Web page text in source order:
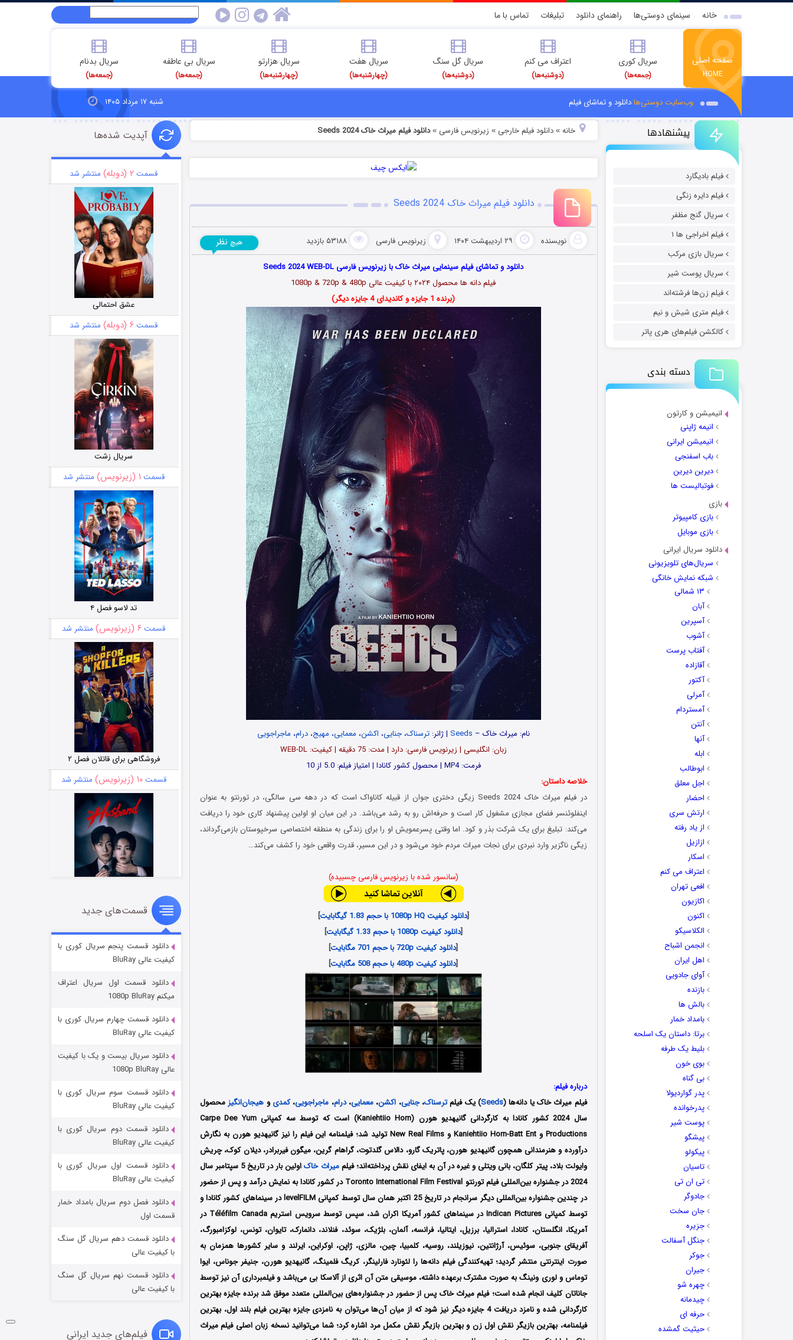
خانه سینمای دوستی‌ها راهنمای دانلود تبلیغات تماس با ما
صفحه اصلی
HOME
سریال کوری
(جمعه‌ها)
اعتراف می کنم
(دوشنبه‌ها)
سریال گل سنگ
(دوشنبه‌ها)
سریال هفت
(چهارشنبه‌ها)
سریال هزارتو
(چهارشنبه‌ها)
سریال بی عاطفه
(جمعه‌ها)
سریال بدنام
(جمعه‌ها)
وب‌سایت دوستی‌هادانلود و تماشای فیلم شنبه ۱۷ مرداد ۱۴۰۵
پیشنهادها
فیلم بادیگارد
فیلم دایره زنگی
سریال گنج مظفر
فیلم اخراجی ها ۱
سریال بازی مرکب
سریال پوست شیر
فیلم زن‌ها فرشته‌اند
فیلم متری شیش و نیم
کالکشن فیلم‌های هری پاتر
دسته بندی
انیمیشن و کارتون
انیمه ژاپنی
انیمیشن ایرانی
باب اسفنجی
دیرین دیرین
فوتبالیست ها
بازی
بازی کامپیوتر
بازی موبایل
دانلود سریال ایرانی
سریال‌های تلویزیونی
شبکه نمایش خانگی
۱۳ شمالی
آبان
آسپرین
آشوب
آفتاب پرست
آقازاده
آکتور
آمرلی
آمستردام
آنتن
آنها
ابله
ابوطالب
اجل معلق
احضار
ارتش سری
از یاد رفته
ازازیل
اسکار
اعتراف می کنم
افعی تهران
اکازیون
اکنون
الکلاسیکو
انجمن اشباح
اهل ایران
آوای جادویی
بازنده
بالش ها
بامداد خمار
برتا: داستان یک اسلحه
بلیط یک‌‌ طرفه
بوی خون
بی گناه
پدر گواردیولا
پدرخوانده
پوست شیر
پیشگو
پیکولو
تاسیان
تی ان تی
جادوگر
جان سخت
جزیره
جنگل آسفالت
جوکر
جیران
چهره شو
چیدمانه
حرفه ای
حیثیت گمشده
خانه» دانلود فیلم خارجی » زیرنویس فارسی »دانلود فیلم میراث خاک Seeds 2024
دانلود فیلم میراث خاک Seeds 2024
نویسنده ۲۹ اردیبهشت ۱۴۰۴ زیرنویس فارسی ۵۳۱۸۸ بازدید هیچ نظر
دانلود و تماشای فیلم سینمایی میراث خاک با زیرنویس فارسی Seeds 2024 WEB-DL
فیلم دانه ها محصول ۲۰۲۴ با کیفیت عالی 1080p & 720p & 480p
(برنده 1 جایزه و کاندیدای 4 جایزه دیگر)
نام: میراث خاک – Seeds | ژانر:ترسناک،جنایی، اکشن، معمایی، مهیج،درام، ماجراجویی
زبان: انگلیسی | زیرنویس فارسی: دارد | مدت: 75 دقیقه | کیفیت: WEB-DL
فرمت: MP4 | محصول کشور کانادا | امتیاز فیلم: 5.0 از 10
خلاصه داستان:
در فیلم میراث خاک Seeds 2024 زیگی دختری جوان از قبیله کاناواک است که در دهه سی سالگی، در تورنتو به عنوان
اینفلوئنسر فضای مجازی مشغول کار است و حرفه‌اش رو به رشد می‌باشد. در این میان او اولین پیشنهاد کاری خود را دریافت
می‌کند: تبلیغ برای یک شرکت بذر و کود. اما وقتی پسرعمویش او را برای زندگی به منطقه‌ اختصاصی سرخپوستان بازمی‌گرداند،
زیگی ناگزیر وارد نبردی برای نجات میراث مردم خود می‌شود و در این مسیر، قدرت واقعی خود را کشف می‌کند…
(سانسور شده با زیرنویس فارسی چسبیده)
[دانلود کیفیت 1080p HQ با حجم 1.83 گیگابایت
]
[دانلود کیفیت 1080p با حجم 1.33 گیگابایت
]
[دانلود کیفیت 720p با حجم 701 مگابایت
]
[دانلود کیفیت 480p با حجم 508 مگابایت ]
درباره فیلم:
فیلم میراث خاک یا دانه‌ها (Seeds) یک فیلمترسناک،جنایی، اکشن، معمایی،درام، ماجراجویی،کمدی و هیجان‌انگیز محصول
سال 2024 کشور کانادا به کارگردانی گانیهدیو هورن (Kaniehtiio Horn) است که توسط سه کمپانی‌ Carpe Dee Yum
Productions و Kaniehtiio Horn-Batt Ent و New Real Films تولید شد؛ فیلمنامه این فیلم را نیز گانیهدیو هورن
به نگارش
درآورده و هنرمندانی همچونگانیهدیو هورن، پاتریک گارو، دالاس گلدتوت، گراهام گرین، میگون فیربرادر، دیلان کوک، چریش
وایولت بلاد، پیتر کلگان، بانی ویتلیو غیره در آن به ایفای نقش پرداخته‌اند؛فیلممیراث خاک
اولین بار در تاریخ 5 سپتامبر سال
2024 در جشنواره بین‌المللی فیلم تورنتو Toronto International Film Festival در کشور کانادا به نمایش درآمد و پس از حضور
در چندین جشنواره بین‌المللی دیگر سرانجام در تاریخ 25 اکتبر همان سال توسط کمپانی levelFILM در سینماهای کشور کانادا و
توسط کمپانی Indican Pictures در سینماهای کشور آمریکا اکران شد، سپس توسط سرویس استریم Téléfilm Canada در
آمریکا، انگلستان، کانادا، استرالیا، برزیل، ایتالیا، فرانسه، آلمان، بلژیک، سوئد، فنلاند، دانمارک، تایوان، تونس، لوکزامبورگ،
آفریقای جنوبی، سوئیس، آرژانتین، نیوزیلند، روسیه، کلمبیا، چین، مالزی، ژاپن، اوکراین، ایرلند و سایر کشورها همزمان به
صورت اینترنتی منتشر گردید؛ تهیه‌کنندگی فیلم دانه‌ها را لئونارد فارلینگر، کریگ فلمینگ، گانیهدیو هورن، جنیفر جوناس، ایوا
توماس و لوری ونینگ به صورت مشترک برعهده داشته، موسیقی متن آن اثری از آلاسکا بیمی‌باشد و فیلمبرداری آن نیز توسط
جاناتان کلیفانجام شده است؛فیلم میراث خاک پس از حضور در جشنواره‌‌‌‌‌های بین‌المللی متعدد موفق شد برنده جایزه بهترین
کارگردانی شده و نامزد دریافت 4 جایزه دیگر نیز شود که از میان آن‌ها می‌توان به نامزدی جایزه بهترین فیلم بلند اول، بهترین
فیلمنامه، بهترین بازیگر نقش اول زن و بهترین بازیگر نقش مکمل مرد اشاره کرد؛شما می‌توانید نسخه زبان اصلی فیلم میراث
آپدیت شده‌ها
قسمت ۲ (دوبله) منتشر شد
عشق احتمالی
قسمت ۶ (دوبله) منتشر شد
سریال زشت
قسمت ۱ (زیرنویس) منتشر شد
تد لاسو فصل ۴
قسمت ۶ (زیرنویس) منتشر شد
فروشگاهی برای قاتلان فصل ۲
قسمت۱۰ (زیرنویس) منتشر شد
شوهر
قسمت۸ (زیرنویس) منتشر شد
عملیات آپارتمان
مردگان متحرک: شهر مرده ۳
قسمت ۲ (زیرنویس) منتشر شد
قسمت‌های جدید
دانلود قسمت پنجم سریال کوری با
کیفیت عالی BluRay
دانلود قسمت اول سریال اعتراف
میکنم 1080p BluRay
دانلود قسمت چهارم سریال کوری با
کیفیت عالی BluRay
دانلود سریال بیست و یک با کیفیت
عالی 1080p BluRay
دانلود قسمت سوم سریال کوری با
کیفیت عالی BluRay
دانلود قسمت دوم سریال کوری با
کیفیت عالی BluRay
دانلود قسمت اول سریال کوری با
کیفیت عالی BluRay
دانلود فصل دوم سریال بامداد خمار
قسمت اول
دانلود قسمت دهم سریال گل سنگ
با کیفیت عالی
دانلود قسمت نهم سریال گل سنگ
با کیفیت عالی
فیلم‌های جدید ایرانی